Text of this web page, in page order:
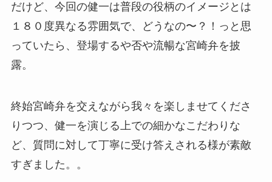
だけど、今回の健一は普段の役柄のイメージとは
１８０度異なる雰囲気で、どうなの〜？！っと思
っていたら、登場するや否や流暢な宮崎弁を披
露。
終始宮崎弁を交えながら我々を楽しませてくださ
りつつ、健一を演じる上での細かなこだわりな
ど、質問に対して丁寧に受け答えされる様が素敵
すぎました。。